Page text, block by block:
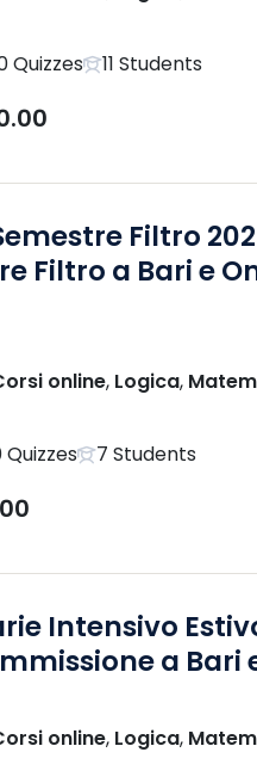
Quizzes 11 Students
Filtro
Filtro a Bari e
online, Logica,
Quizzes 7 Students
Intensivo
a Bari
online, Logica,